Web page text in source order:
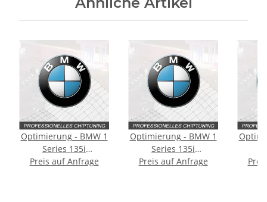
Optimierung - BMW 1
Series 135i
Typ:E82/E88 [2.
Preis auf Anfrage
Optimierung - BMW 1
Series 135i
Typ:E81/E82/E87/E88
Preis auf Anfrage